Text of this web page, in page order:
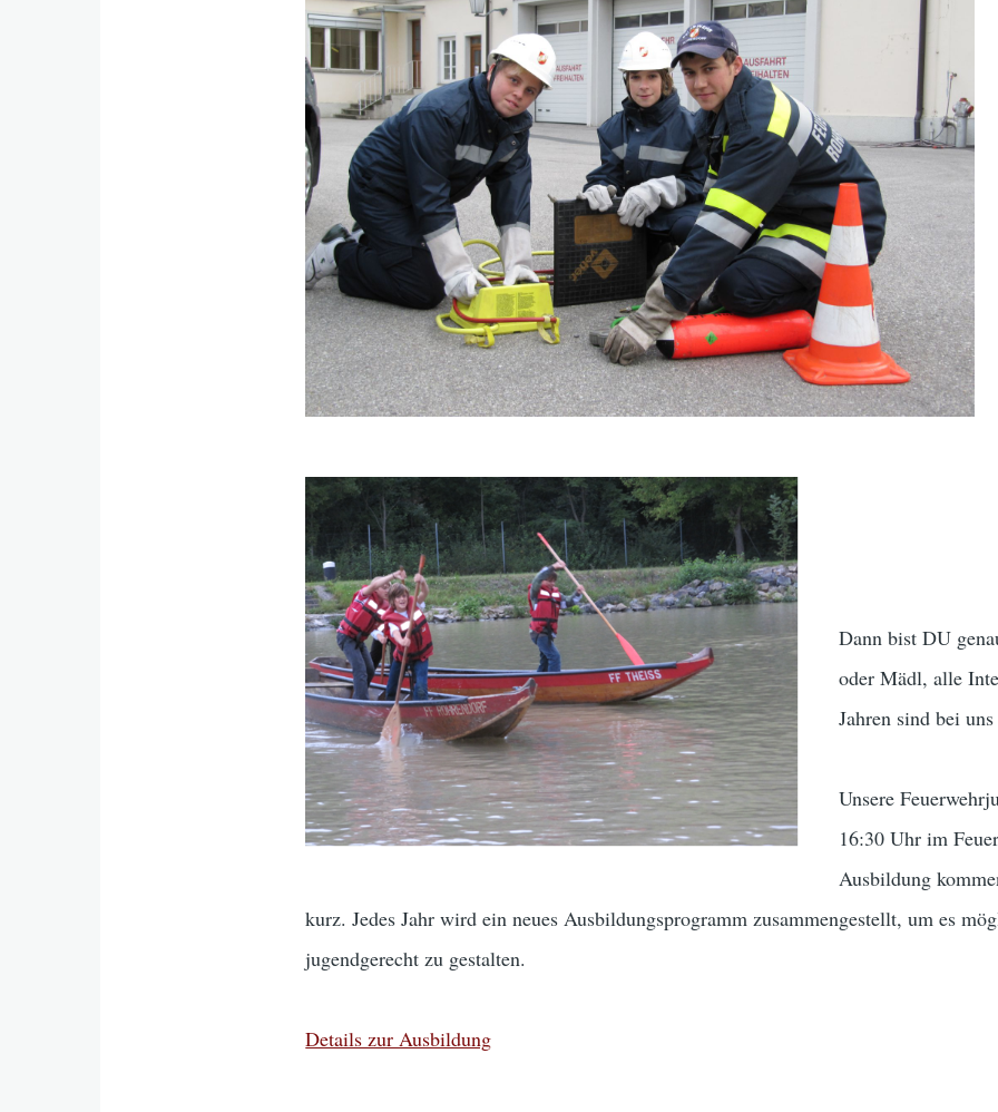
Dann bist DU
oder Mädl, alle
Jahren sind bei
Unsere
16:30 Uhr im
Ausbildung
kurz. Jedes Jahr wird ein neues Ausbildungsprogramm zusammengestellt, um es
jugendgerecht zu gestalten.
Details zur Ausbildung